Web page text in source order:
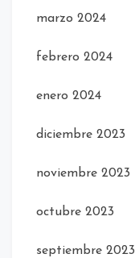
marzo 2024
febrero 2024
enero 2024
diciembre 2023
noviembre 2023
octubre 2023
septiembre 2023